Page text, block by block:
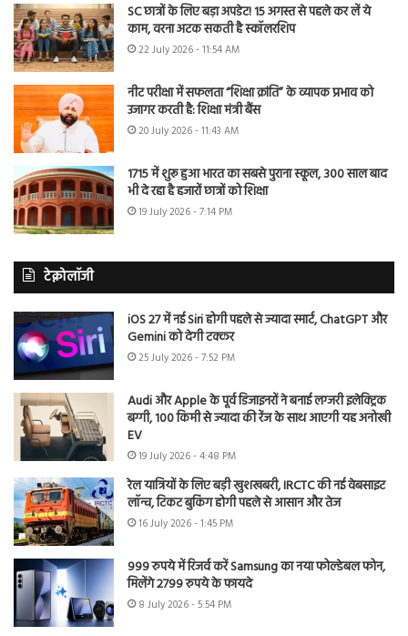
SC छात्रों के लिए बड़ा अपडेट! 15 अगस्त से पहले कर लें ये
काम, वरना अटक सकती है स्कॉलरशिप
22 July 2026 - 11:54 AM
नीट परीक्षा में सफलता “शिक्षा क्रांति” के व्यापक प्रभाव को
उजागर करती है: शिक्षा मंत्री बैंस
20 July 2026 - 11:43 AM
1715 में शुरू हुआ भारत का सबसे पुराना स्कूल, 300 साल बाद
भी दे रहा है हजारों छात्रों को शिक्षा
19 July 2026 - 7:14 PM
टेक्नोलॉजी
iOS 27 में नई Siri होगी पहले से ज्यादा स्मार्ट, ChatGPT और
Gemini को देगी टक्कर
25 July 2026 - 7:52 PM
Audi और Apple के पूर्व डिजाइनरों ने बनाई लग्जरी इलेक्ट्रिक
बग्गी, 100 किमी से ज्यादा की रेंज के साथ आएगी यह अनोखी
EV
19 July 2026 - 4:48 PM
रेल यात्रियों के लिए बड़ी खुशखबरी, IRCTC की नई वेबसाइट
लॉन्च, टिकट बुकिंग होगी पहले से आसान और तेज
16 July 2026 - 1:45 PM
999 रुपये में रिजर्व करें Samsung का नया फोल्डेबल फोन,
मिलेंगे 2799 रुपये के फायदे
8 July 2026 - 5:54 PM